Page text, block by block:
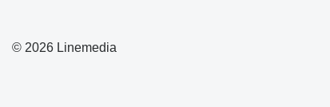
© 2026 Linemedia